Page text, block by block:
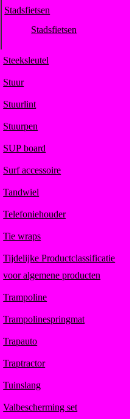
Stadsfietsen
Stadsfietsen
Steeksleutel
Stuur
Stuurlint
Stuurpen
SUP board
Surf accessoire
Tandwiel
Telefoniehouder
Tie wraps
Tijdelijke Productclassificatie
voor algemene producten
Trampoline
Trampolinespringmat
Trapauto
Traptractor
Tuinslang
Valbescherming set